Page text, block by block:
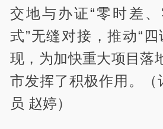
交地与办证“零时差
式”无缝对接，推动“
现，为加快重大项目落
市发挥了积极作用。（
员 赵婷）